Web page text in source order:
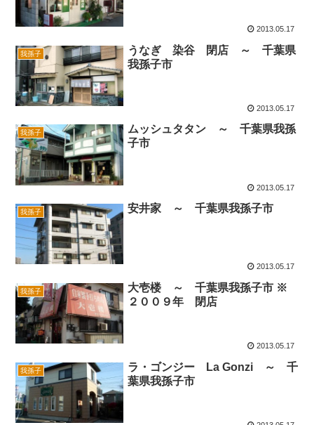
2013.05.17
我孫子
うなぎ 染谷 閉店 ～ 千葉県
我孫子市
2013.05.17
我孫子
ムッシュタタン ～ 千葉県我孫
子市
2013.05.17
我孫子 安井家 ～ 千葉県我孫子市
2013.05.17
我孫子
大壱楼 ～ 千葉県我孫子市 ※
２００９年 閉店
2013.05.17
我孫子
ラ・ゴンジー La Gonzi ～ 千
葉県我孫子市